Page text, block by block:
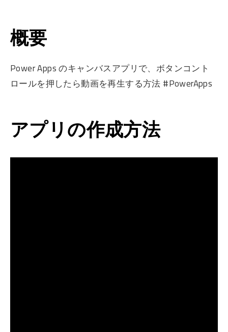
概要
Power Apps のキャンバスアプリで、ボタンコント
ロールを押したら動画を再生する方法 #PowerApps
アプリの作成方法